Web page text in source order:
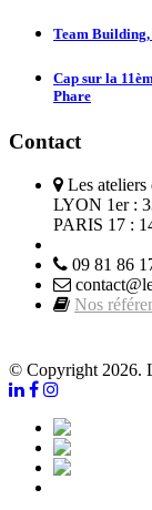
Team Building,
Cap sur la
Phare
Contact
Les ateliers
LYON 1er :
PARIS 17 :
09 81 86
Nos
© Copyright 2026.